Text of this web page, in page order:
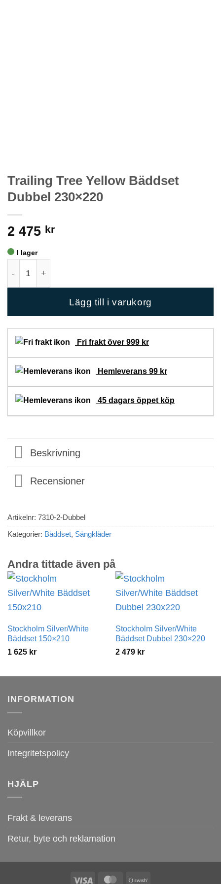
Trailing Tree Yellow Bäddset
Dubbel 230×220
2 475 kr
I lager
Lägg till i varukorg
Fri frakt över 999 kr
Hemleverans 99 kr
45 dagars öppet köp
Beskrivning
Recensioner
Artikelnr: 7310-2-Dubbel
Kategorier: Bäddset, Sängkläder
Andra tittade även på
Stockholm Silver/White
Bäddset 150×210
1 625 kr
Stockholm Silver/White
Bäddset Dubbel 230×220
2 479 kr
INFORMATION
Köpvillkor
Integritetspolicy
HJÄLP
Frakt & leverans
Retur, byte och reklamation
Visa MasterCard